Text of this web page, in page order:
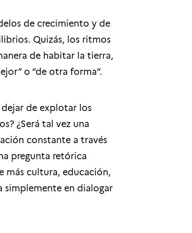
de crecimiento y de
Quizás, los ritmos
de habitar la tierra,
o “de otra forma”.
de explotar los
¿Será tal vez una
constante a través
pregunta retórica
más cultura, educación,
simplemente en dialogar